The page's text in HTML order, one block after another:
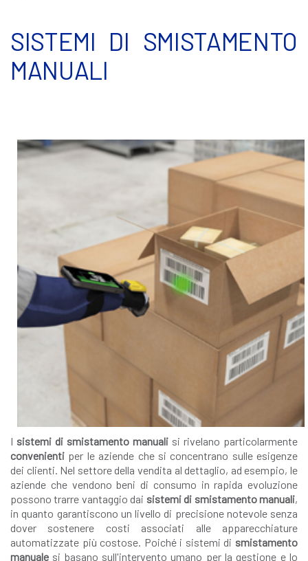
SISTEMI DI SMISTAMENTO
MANUALI
I sistemi di smistamento manuali si rivelano particolarmente
convenienti per le aziende che si concentrano sulle esigenze
dei clienti. Nel settore della vendita al dettaglio, ad esempio, le
aziende che vendono beni di consumo in rapida evoluzione
possono trarre vantaggio dai sistemi di smistamento manuali,
in quanto garantiscono un livello di precisione notevole senza
dover sostenere costi associati alle apparecchiature
automatizzate più costose. Poiché i sistemi di smistamento
manuale si basano sull'intervento umano per la gestione e lo